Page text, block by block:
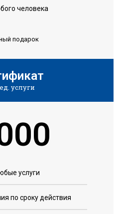
человека
подарок
услуги
услуги
по сроку действия